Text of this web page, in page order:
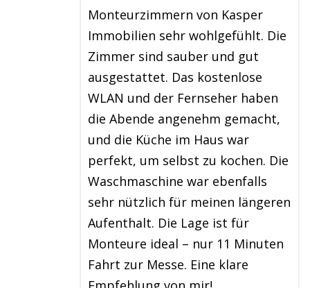
Monteurzimmern von Kasper
Immobilien sehr wohlgefühlt. Die
Zimmer sind sauber und gut
ausgestattet. Das kostenlose
WLAN und der Fernseher haben
die Abende angenehm gemacht,
und die Küche im Haus war
perfekt, um selbst zu kochen. Die
Waschmaschine war ebenfalls
sehr nützlich für meinen längeren
Aufenthalt. Die Lage ist für
Monteure ideal – nur 11 Minuten
Fahrt zur Messe. Eine klare